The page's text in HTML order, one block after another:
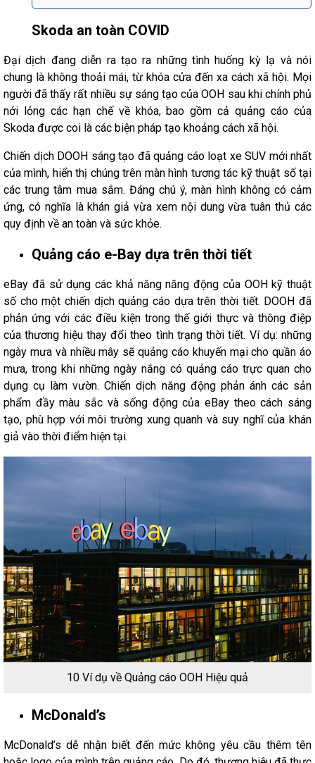
Skoda an toàn COVID
Đại dịch đang diễn ra tạo ra những tình huống kỳ lạ và nói
chung là không thoải mái, từ khóa cửa đến xa cách xã hội. Mọi
người đã thấy rất nhiều sự sáng tạo của OOH sau khi chính phủ
nới lỏng các hạn chế về khóa, bao gồm cả quảng cáo của
Skoda được coi là các biện pháp tạo khoảng cách xã hội.
Chiến dịch DOOH sáng tạo đã quảng cáo loạt xe SUV mới nhất
của mình, hiển thị chúng trên màn hình tương tác kỹ thuật số tại
các trung tâm mua sắm. Đáng chú ý, màn hình không có cảm
ứng, có nghĩa là khán giả vừa xem nội dung vừa tuân thủ các
quy định về an toàn và sức khỏe.
Quảng cáo e-Bay dựa trên thời tiết
eBay đã sử dụng các khả năng năng động của OOH kỹ thuật
số cho một chiến dịch quảng cáo dựa trên thời tiết. DOOH đã
phản ứng với các điều kiện trong thế giới thực và thông điệp
của thương hiệu thay đổi theo tình trạng thời tiết. Ví dụ: những
ngày mưa và nhiều mây sẽ quảng cáo khuyến mại cho quần áo
mưa, trong khi những ngày nắng có quảng cáo trực quan cho
dụng cụ làm vườn. Chiến dịch năng động phản ánh các sản
phẩm đầy màu sắc và sống động của eBay theo cách sáng
tạo, phù hợp với môi trường xung quanh và suy nghĩ của khán
giả vào thời điểm hiện tại.
10 Ví dụ về Quảng cáo OOH Hiệu quả
McDonald’s
McDonald’s dễ nhận biết đến mức không yêu cầu thêm tên